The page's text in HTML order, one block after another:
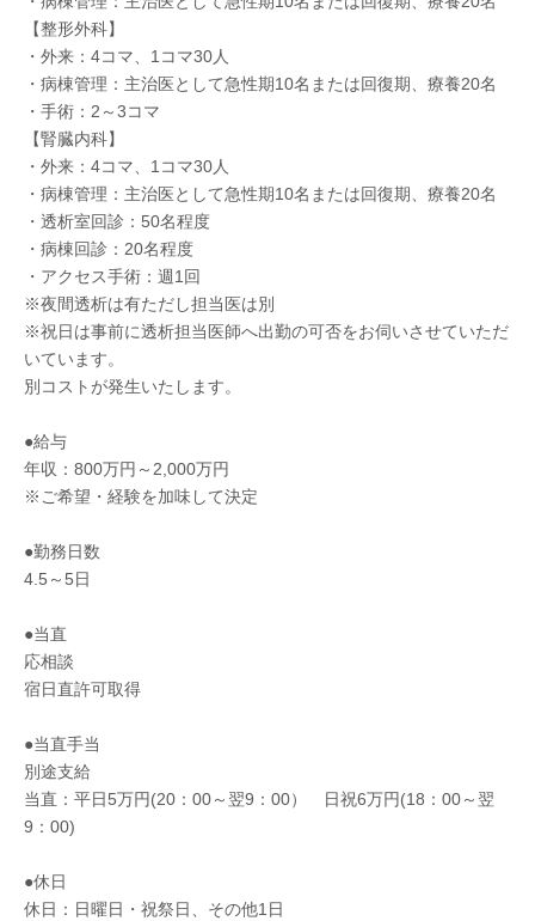
【整形外科】
・外来：4コマ、1コマ30人
・病棟管理：主治医として急性期10名または回復期、療養20名
・手術：2～3コマ
【腎臓内科】
・外来：4コマ、1コマ30人
・病棟管理：主治医として急性期10名または回復期、療養20名
・透析室回診：50名程度
・病棟回診：20名程度
・アクセス手術：週1回
※夜間透析は有ただし担当医は別
※祝日は事前に透析担当医師へ出勤の可否をお伺いさせていただ
いています。
別コストが発生いたします。
●給与
年収：800万円～2,000万円
※ご希望・経験を加味して決定
●勤務日数
4.5～5日
●当直
応相談
宿日直許可取得
●当直手当
別途支給
当直：平日5万円(20：00～翌9：00） 日祝6万円(18：00～翌
9：00)
●休日
休日：日曜日・祝祭日、その他1日